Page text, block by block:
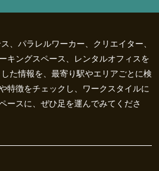
、パラレルワーカー、クリエイター、
キングスペース、レンタルオフィスを
た情報を、最寄り駅やエリアごとに検
特徴をチェックし、ワークスタイルに
ースに、ぜひ足を運んでみてくださ